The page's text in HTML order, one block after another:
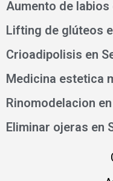
Aumento de labios
Lifting de glúteos
Crioadipolisis en
Medicina estetica
Rinomodelacion
Eliminar ojeras en